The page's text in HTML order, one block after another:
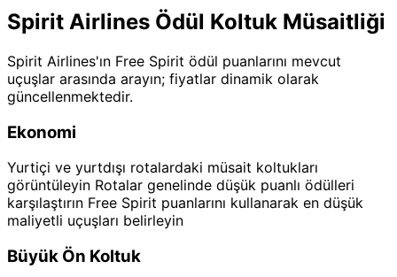
Spirit Airlines Ödül Koltuk Müsaitliği
Spirit Airlines'ın Free Spirit ödül puanlarını mevcut
uçuşlar arasında arayın; fiyatlar dinamik olarak
güncellenmektedir.
Ekonomi
Yurtiçi ve yurtdışı rotalardaki müsait koltukları
görüntüleyin Rotalar genelinde düşük puanlı ödülleri
karşılaştırın Free Spirit puanlarını kullanarak en düşük
maliyetli uçuşları belirleyin
Büyük Ön Koltuk